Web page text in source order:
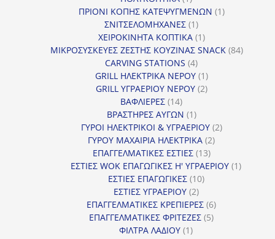
προϊόν
ΠΡΙΟΝΙ ΚΟΠΗΣ ΚΑΤΕΨΥΓΜΕΝΩΝ 11
ΣΝΙΤΣΕΛΟΜΗΧΑΝΕΣ 11
προϊόν
ΧΕΙΡΟΚΙΝΗΤΑ ΚΟΠΤΙΚΑ 11
προϊόν
ΜΙΚΡΟΣΥΣΚΕΥΕΣ ΖΕΣΤΗΣ ΚΟΥΖΙΝΑΣ SNACK 8484
CARVING STATIONS 44
προϊόντα
GRILL ΗΛΕΚΤΡΙΚΑ ΝΕΡΟΥ 11
προϊόν
GRILL ΥΓΡΑΕΡΙΟΥ ΝΕΡΟΥ 22
ΒΑΦΛΙΕΡΕΣ 1414
προϊόντα
ΒΡΑΣΤΗΡΕΣ ΑΥΓΩΝ 11
προϊόν
ΓΥΡΟΙ ΗΛΕΚΤΡΙΚΟΙ & ΥΓΡΑΕΡΙΟΥ 22
ΓΥΡΟΥ ΜΑΧΑΙΡΙΑ ΗΛΕΚΤΡΙΚΑ 22
ΕΠΑΓΓΕΛΜΑΤΙΚΕΣ ΕΣΤΙΕΣ 1313
προϊόντα
ΕΣΤΙΕΣ WOK ΕΠΑΓΩΓΙΚΕΣ Η' ΥΓΡΑΕΡΙΟΥ 11
ΕΣΤΙΕΣ ΕΠΑΓΩΓΙΚΕΣ 1010
ΕΣΤΙΕΣ ΥΓΡΑΕΡΙΟΥ 22
προϊόντα
ΕΠΑΓΓΕΛΜΑΤΙΚΕΣ ΚΡΕΠΙΕΡΕΣ 66
προϊόντα
ΕΠΑΓΓΕΛΜΑΤΙΚΕΣ ΦΡΙΤΕΖΕΣ 55
ΦΙΛΤΡΑ ΛΑΔΙΟΥ 11